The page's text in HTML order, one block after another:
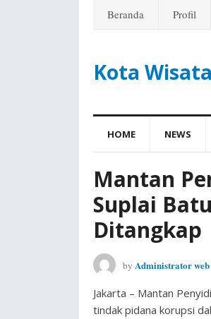
Beranda Profil
Kota
HOME NEWS
Mantan
Suplai
Ditangkap
by Administrator web
Jakarta – Mantan
tindak pidana korupsi